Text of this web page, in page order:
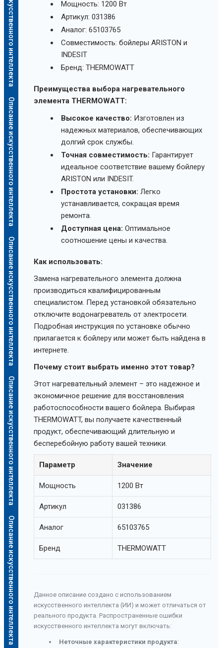
Описание искусственного интеллекта
Описание искусственного интеллекта
Описание искусственного интеллекта
Описание искусственного интеллекта
Мощность: 1200 Вт
Артикул: 031386
Аналог: 65103765
Совместимость: бойлеры ARISTON и
INDESIT
Бренд: THERMOWATT
Преимущества выбора нагревательного
элемента THERMOWATT:
Высокое качество: Изготовлен из
надежных материалов, обеспечивающих
долгий срок службы.
Точная совместимость: Гарантирует
идеальное соответствие вашему бойлеру
ARISTON или INDESIT.
Простота установки: Легко
устанавливается, сокращая время
ремонта.
Доступная цена: Оптимальное
соотношение цены и качества.
Как использовать:
Замена нагревательного элемента должна
производиться квалифицированным
специалистом. Перед установкой обязательно
отключите водонагреватель от электросети.
Подробная инструкция по установке обычно
прилагается к бойлеру или может быть найдена в
интернете.
Почему стоит выбрать именно этот товар?
Этот нагревательный элемент – это надежное и
экономичное решение для восстановления
работоспособности вашего бойлера. Выбирая
THERMOWATT, вы получаете качественный
продукт, обеспечивающий длительную и
бесперебойную работу вашей техники.
Параметр Значение
Мощность 1200 Вт
Артикул 031386
Аналог 65103765
Бренд THERMOWATT
Данное описание создано с использованием
искусственного интеллекта (ИИ) и может отличаться от
реального продукта. Распространенные ошибки
искусственного интеллекта могут включать:
Неточные характеристики продукта: